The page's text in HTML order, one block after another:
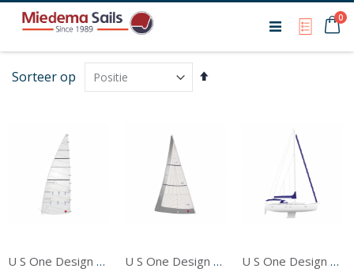
My0
Sorteer op
Van
U S One Design Grootzeil U S One Design Voorzeil U S One Design Tentwerk